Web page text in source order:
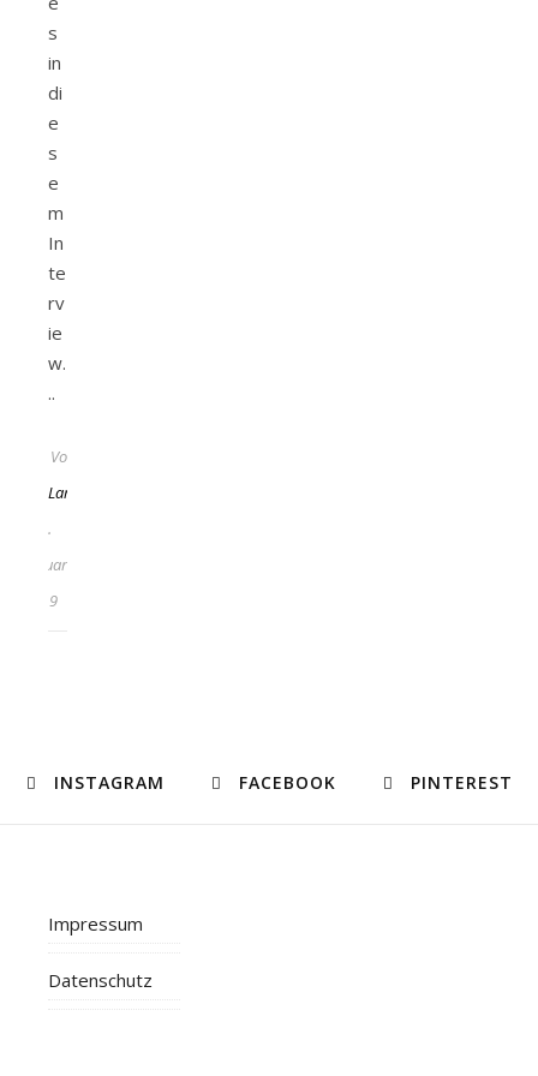
s
in
di
e
s
e
m
In
te
rv
ie
w.
..
Von
Lara
15.
Februar
2019
INSTAGRAM FACEBOOK PINTEREST
Impressum
Datenschutz